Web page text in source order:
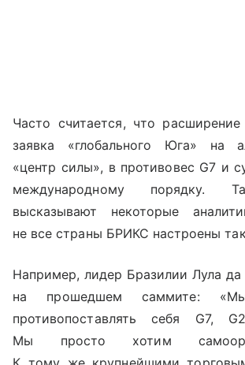
Часто считается, что
заявка «глобального Юга» на
«центр силы», в противовес G7 и
международному порядку.
высказывают некоторые
не все страны БРИКС настроены
Например,лидер Бразилии Лула
на прошедшем саммите:
противопоставлять себя G7,
Мы просто хотим